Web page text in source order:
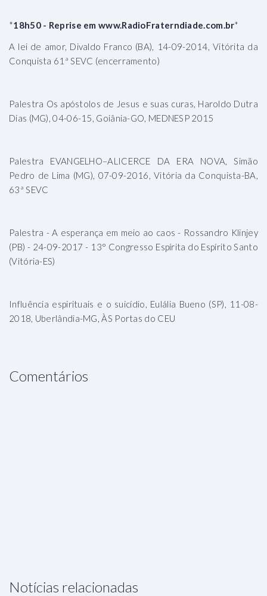
*18h50 - Reprise em www.RadioFraterndiade.com.br*
A lei de amor, Divaldo Franco (BA), 14-09-2014, Vitórita da
Conquista 61ª SEVC (encerramento)
Palestra Os apóstolos de Jesus e suas curas, Haroldo Dutra
Dias (MG), 04-06-15, Goiânia-GO, MEDNESP 2015
Palestra EVANGELHO–ALICERCE DA ERA NOVA, Simão
Pedro de Lima (MG), 07-09-2016, Vitória da Conquista-BA,
63ª SEVC
Palestra - A esperança em meio ao caos - Rossandro Klinjey
(PB) - 24-09-2017 - 13° Congresso Espírita do Espírito Santo
(Vitória-ES)
Influência espirituais e o suicídio, Eulália Bueno (SP), 11-08-
2018, Uberlândia-MG, ÀS Portas do CEU
Comentários
Notícias relacionadas